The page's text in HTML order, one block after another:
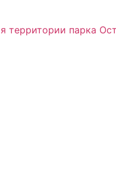
территории парка